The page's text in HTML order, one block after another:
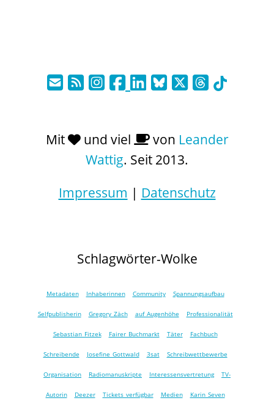
Mit und viel von Leander
Wattig. Seit 2013.
Impressum | Datenschutz
Schlagwörter-Wolke
Metadaten Inhaberinnen Community Spannungsaufbau
Selfpublisherin Gregory Zäch auf Augenhöhe Professionalität
Sebastian Fitzek Fairer Buchmarkt Täter Fachbuch
Schreibende Josefine Gottwald 3sat Schreibwettbewerbe
Organisation Radiomanuskripte Interessensvertretung TV-
Autorin Deezer Tickets verfügbar Medien Karin Seven